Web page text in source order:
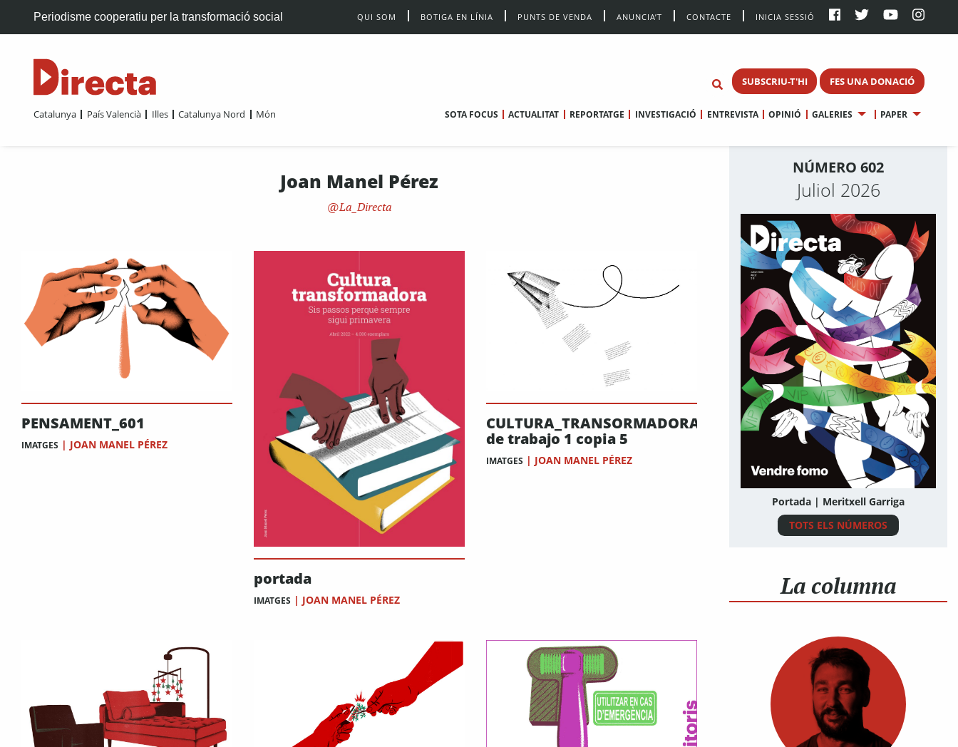
Periodisme cooperatiu per la transformació social QUI SOM BOTIGA EN LÍNIA PUNTS DE VENDA ANUNCIA’T CONTACTE INICIA SESSIÓ
SUBSCRIU-T'HI FES UNA DONACIÓ
Catalunya País Valencià Illes Catalunya Nord Món SOTA FOCUS ACTUALITAT REPORTATGE INVESTIGACIÓ ENTREVISTA OPINIÓ GALERIES PAPER
Joan Manel Pérez
La_Directa
PENSAMENT_601
IMATGES | JOAN MANEL PÉREZ
portada
IMATGES | JOAN MANEL PÉREZ
CULTURA_TRANSORMADORA_Mesa
de trabajo 1 copia 5
IMATGES | JOAN MANEL PÉREZ
NÚMERO 602
Juliol 2026
Portada | Meritxell Garriga
TOTS ELS NÚMEROS
La columna